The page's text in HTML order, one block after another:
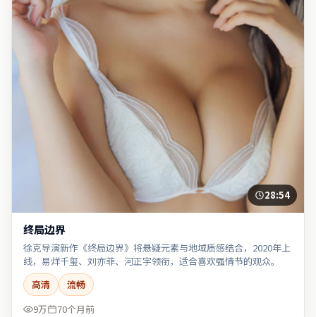
28:54
终局边界
徐克导演新作《终局边界》将悬疑元素与地域质感结合，2020年上
线，易烊千玺、刘亦菲、河正宇领衔，适合喜欢强情节的观众。
高清
流畅
9万
70个月前